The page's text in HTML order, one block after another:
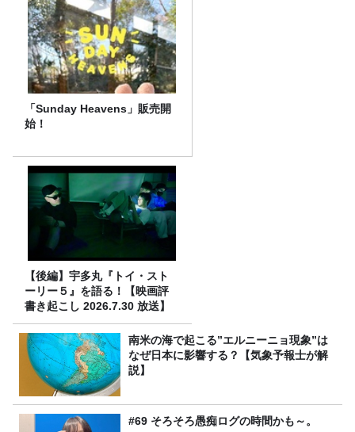
「Sunday Heavens」販売開
始！
【後編】宇多丸『トイ・スト
ーリー５』を語る！【映画評
書き起こし 2026.7.30 放送】
南米の海で起こる”エルニーニョ現象”は
なぜ日本に影響する？【気象予報士が解
説】
#69 そろそろ愚痴ログの時間かも～。